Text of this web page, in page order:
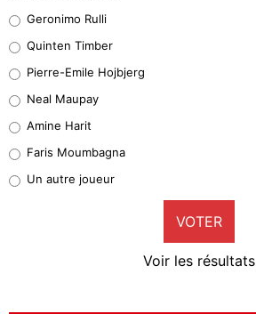
32%
5%
1%
9%
Geronimo Rulli
Quinten Timber
Pierre-Emile Hojbjerg
Neal Maupay
Amine Harit
Faris Moumbagna
Un autre joueur
VOTER
Voir les résultats